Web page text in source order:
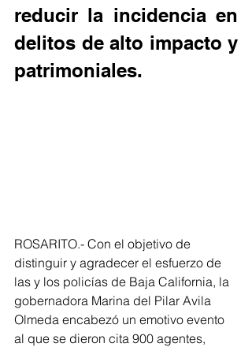
reducir la incidencia en
delitos de alto impacto y
patrimoniales.
ROSARITO.- Con el objetivo de
distinguir y agradecer el esfuerzo de
las y los policías de Baja California, la
gobernadora Marina del Pilar Avila
Olmeda encabezó un emotivo evento
al que se dieron cita 900 agentes,